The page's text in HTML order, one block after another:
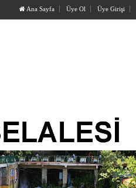
Ana Sayfa Üye Ol Üye Girişi